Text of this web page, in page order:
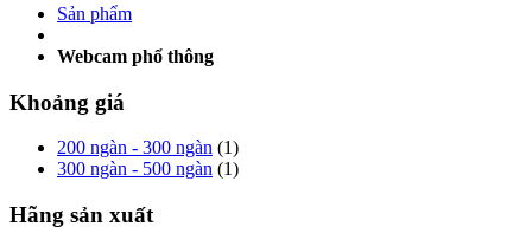
Sản phẩm
Webcam phổ thông
Khoảng giá
200 ngàn - 300 ngàn (1)
300 ngàn - 500 ngàn (1)
Hãng sản xuất